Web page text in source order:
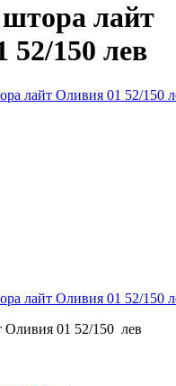
лайт
52/150 лев
Оливия 01 52/150 лев